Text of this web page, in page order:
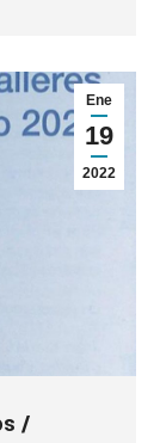
Ene
19
2022
/